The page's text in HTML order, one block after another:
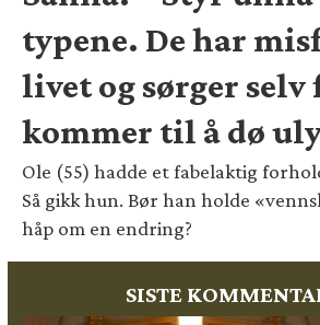
typene. De har
livet og sørger selv
kommer til å dø
Ole (55) hadde et fabelaktig
Så gikk hun. Bør han holde
håp om en endring?
SISTE